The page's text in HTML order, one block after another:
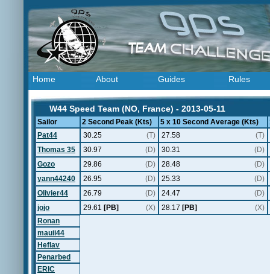
Home About Guides Rules
W44 Speed Team (NO, France) - 2013-05-11
Sailor 2 Second Peak (Kts) 5 x 10 Second Average (Kts)
Pat44
30.25 (T) 27.58
(T)
Thomas 35
30.97 (D) 30.31
(D)
Gozo
29.86 (D) 28.48
(D)
yann44240
26.95 (D) 25.33
(D)
Olivier44
26.79 (D) 24.47
(D)
jojo
29.61 [PB] (X) 28.17 [PB]
(X)
Ronan
mauii44
Heflav
Penarbed
ERIC